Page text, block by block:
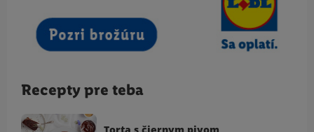
Recepty pre teba